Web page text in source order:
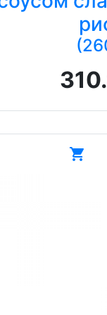
shopping_cart